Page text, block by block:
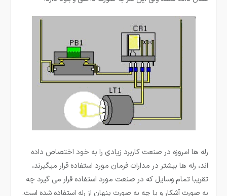
رله ها امروزه در صنعت کاربرد زیادی را به خود اختصاص داده
اند، رله ­ها بیشتر در مدارات فرمان مورد استفاده قرار می­گیرند،
تقریبا تمام وسایل که در صنعت مورد استفاده قرار می گیرد چه
به صورت آشکار و یا چه به صورت پنهان از رله استفاده شده است.